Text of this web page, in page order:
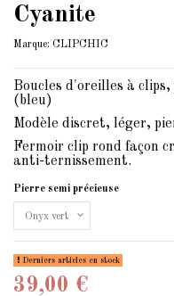
Cyanite
Marque: CLIPCHIC
Boucles d'oreilles à
(bleu)
Modèle discret, léger,
Fermoir clip rond façon
anti-ternissement.
Pierre semi précieuse
Derniers articles en stock
39,00 €